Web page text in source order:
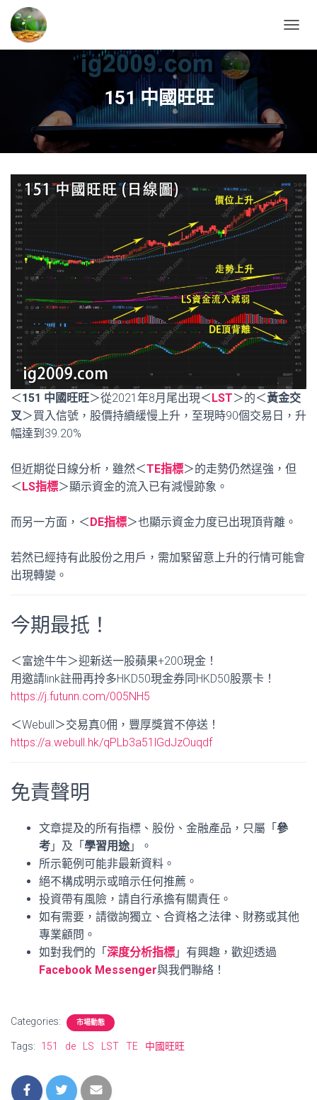
O
A
T
I
O
N
151 中國旺旺
＜151 中國旺旺＞從2021年8月尾出現＜LST＞的＜黃金交
叉＞買入信號，股價持續緩慢上升，至現時90個交易日，升
幅達到39.20%
但近期從日線分析，雖然＜TE指標＞的走勢仍然逞強，但
＜LS指標＞顯示資金的流入已有減慢跡象。
而另一方面，＜DE指標＞也顯示資金力度已出現頂背離。
若然已經持有此股份之用戶，需加緊留意上升的行情可能會
出現轉變。
今期最抵！
＜富途牛牛＞迎新送一股蘋果+200現金！
用邀請link註冊再拎多HKD50現金券同HKD50股票卡！
https://j.futunn.com/005NH5
＜Webull＞交易真0佣，豐厚獎賞不停送！
https://a.webull.hk/qPLb3a51lGdJzOuqdf
免責聲明
文章提及的所有指標、股份、金融產品，只屬「 參
考 」及「 學習用途 」。
所示範例可能非最新資料。
絕不構成明示或暗示任何推薦。
投資帶有風險，請自行承擔有關責任。
如有需要，請徵詢獨立、合資格之法律、財務或其他
專業顧問。
如對我們的「 深度分析指標 」有興趣，歡迎透過
Facebook Messenger與我們聯絡！
Categories: 市場動態
Tags: 151 de LS LST TE 中國旺旺